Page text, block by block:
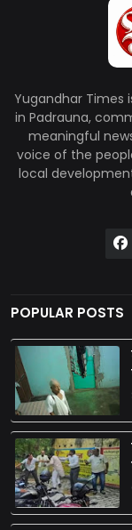
Yugandhar Times
in Padrauna,
meaningful
voice of the
local
POPULAR POSTS